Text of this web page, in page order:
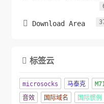
 Download Area
 标签云
microsocks 马泰克
音效
国际域名 国际惯例